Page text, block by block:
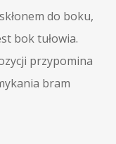
do boku,
bok tułowia.
przypomina
bram